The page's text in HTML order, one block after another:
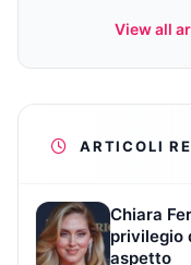
View all
ARTICOLI
Chiara
privilegio
aspetto